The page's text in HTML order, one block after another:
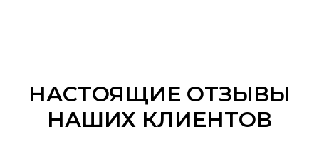
НАСТОЯЩИЕ ОТЗЫВЫ
НАШИХ КЛИЕНТОВ